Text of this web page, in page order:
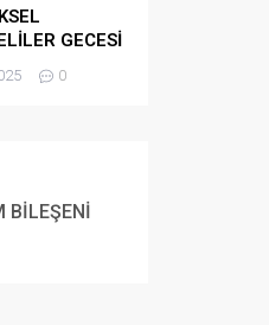
GECESİ
0
BİLEŞENİ